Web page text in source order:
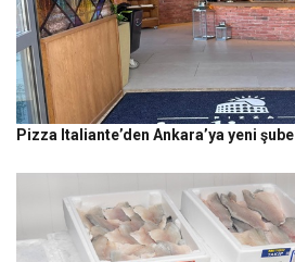
Pizza Italiante’den Ankara’ya yeni şube